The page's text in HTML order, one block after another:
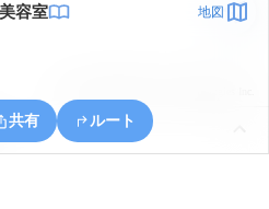
容室 地図
共有 ルート